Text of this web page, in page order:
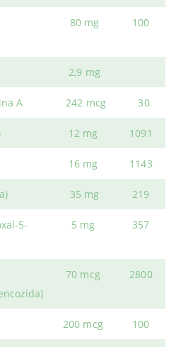
80 mg 100
2,9 mg
A 242 mcg 30
12 mg 1091
16 mg 1143
35 mg 219
5-
5 mg 357
70 mcg 2800
200 mcg 100